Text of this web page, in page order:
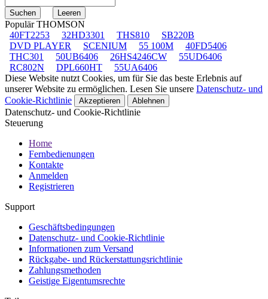
Populär THOMSON
40FT2253
32HD3301 THS810
SB220B
DVD PLAYER
SCENIUM 55 100M
40FD5406
THC301
50UB6406 26HS4246CW
55UD6406
RC802N
DPL660HT
55UA6406
Diese Website nutzt Cookies, um für Sie das beste Erlebnis auf
unserer Website zu ermöglichen. Lesen Sie unsere Datenschutz- und
Cookie-Richtlinie
Akzeptieren Ablehnen
Datenschutz- und Cookie-Richtlinie
Steuerung
Home
Fernbedienungen
Kontakte
Anmelden
Registrieren
Support
Geschäftsbedingungen
Datenschutz- und Cookie-Richtlinie
Informationen zum Versand
Rückgabe- und Rückerstattungsrichtlinie
Zahlungsmethoden
Geistige Eigentumsrechte